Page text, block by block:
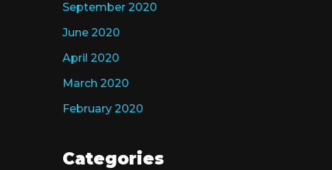
September 2020
June 2020
April 2020
March 2020
February 2020
Categories